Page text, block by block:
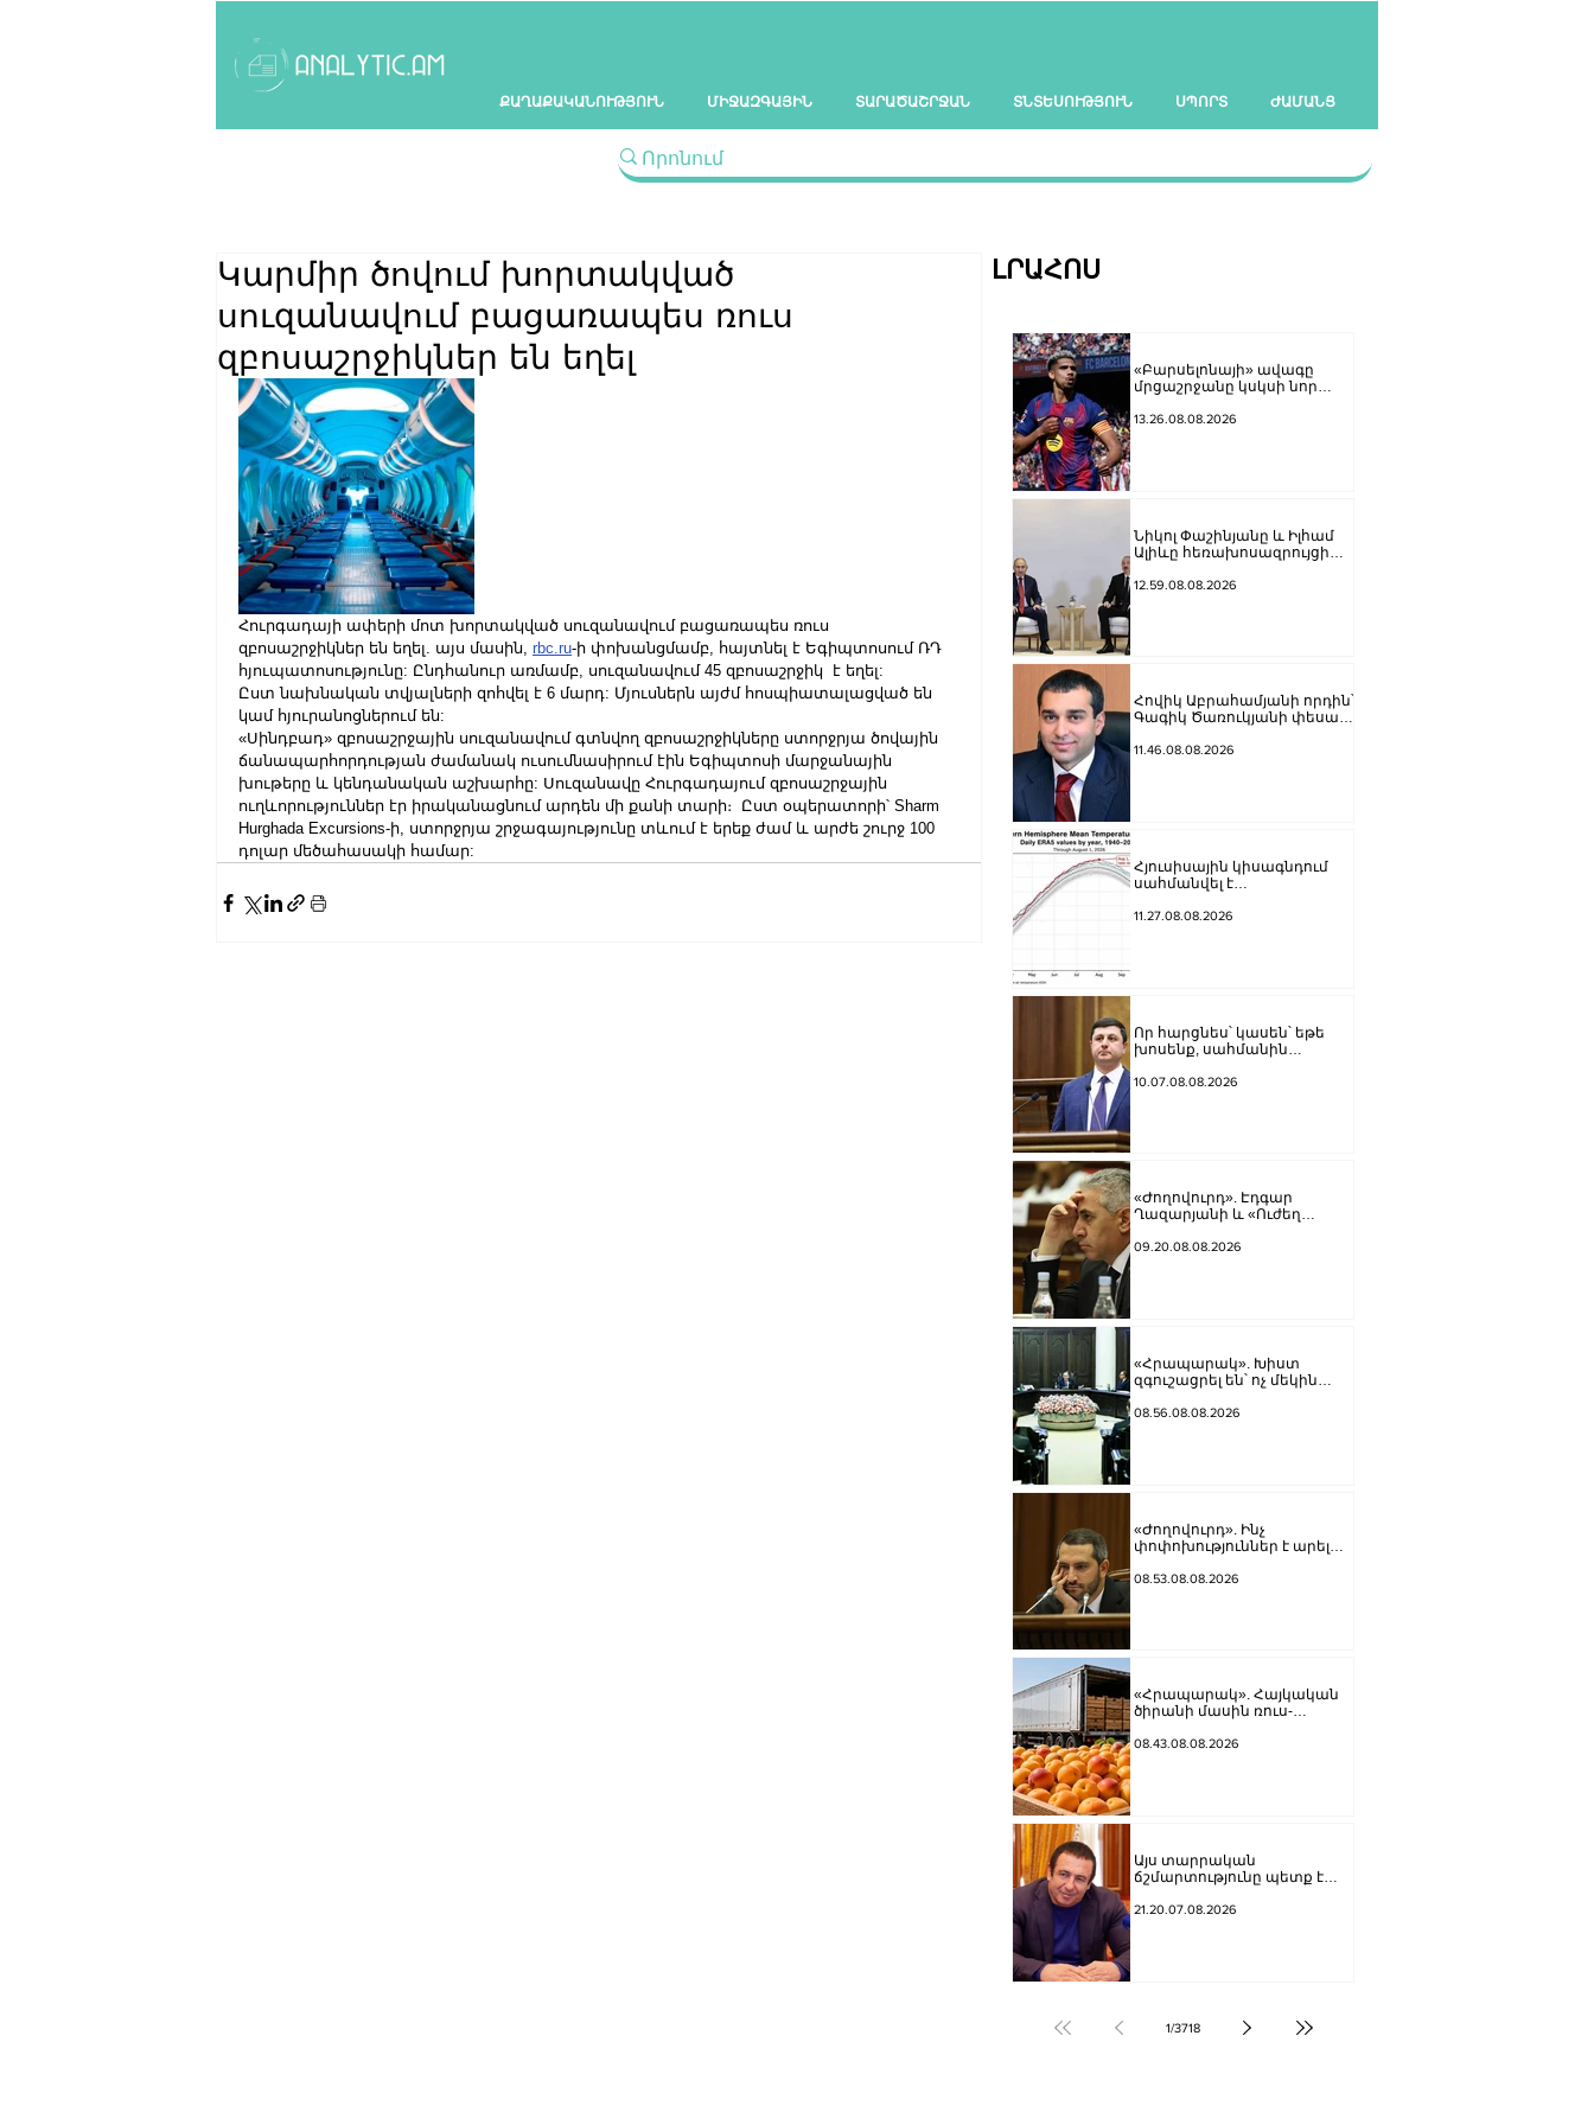
ՔԱՂԱՔԱԿԱՆՈՒԹՅՈՒՆ ՄԻՋԱԶԳԱՅԻՆ ՏԱՐԱԾԱՇՐՋԱՆ ՏՆՏԵՍՈՒԹՅՈՒՆ ՍՊՈՐՏ ԺԱՄԱՆՑ
Կարմիր ծովում խորտակված
սուզանավում բացառապես ռուս
զբոսաշրջիկներ են եղել
Հուրգադայի ափերի մոտ խորտակված սուզանավում բացառապես ռուս
զբոսաշրջիկներ են եղել. այս մասին, rbc.ru-ի փոխանցմամբ, հայտնել է Եգիպտոսում ՌԴ
հյուպատոսությունը: Ընդհանուր առմամբ, սուզանավում 45 զբոսաշրջիկ  է եղել:
Ըստ նախնական տվյալների զոհվել է 6 մարդ: Մյուսներն այժմ հոսպիատալացված են
կամ հյուրանոցներում են:
«Սինդբադ» զբոսաշրջային սուզանավում գտնվող զբոսաշրջիկները ստորջրյա ծովային
ճանապարհորդության ժամանակ ուսումնասիրում էին Եգիպտոսի մարջանային
խութերը և կենդանական աշխարհը: Սուզանավը Հուրգադայում զբոսաշրջային
ուղևորություններ էր իրականացնում արդեն մի քանի տարի։  Ըստ օպերատորի՝ Sharm
Hurghada Excursions-ի, ստորջրյա շրջագայությունը տևում է երեք ժամ և արժե շուրջ 100
դոլար մեծահասակի համար:
ԼՐԱՀՈՍ
«Բարսելոնայի» ավագը
մրցաշրջանը կսկսի նոր
Ռոմանո
13.26.08.08.2026
Նիկոլ Փաշինյանը և Իլհամ
Ալիևը հեռախոսազրույցի
Ադրբեջանի և Հայաստանի
12.59.08.08.2026
Հովիկ Աբրահամյանի որդին՝
Գագիկ Ծառուկյանի փեսան,
պատվիրելու մեղադրանքով
11.46.08.08.2026
Հյուսիսային կիսագնդում
սահմանվել է
ռեկորդ․ Լևոն Ազիզյան
11.27.08.08.2026
Որ հարցնես՝ կասեն՝ եթե
խոսենք, սահմանին
պшտերազմ կuադրենք և այլ
10.07.08.08.2026
«Ժողովուրդ». Էդգար
Ղազարյանի և «Ուժեղ
հարաբերությունները լարվել
09.20.08.08.2026
«Հրապարակ». Խիստ
զգուշացրել են՝ ոչ մեկին
չափը, սպառնացել ազատել
08.56.08.08.2026
«Ժողովուրդ». Ինչ
փոփոխություններ է արել
08.53.08.08.2026
«Հրապարակ». Հայկական
ծիրանի մասին ռուս-
մատնել են «հայկական
08.43.08.08.2026
Այս տարրական
ճշմարտությունը պետք է
ուժայիններին և
21.20.07.08.2026
1/3718